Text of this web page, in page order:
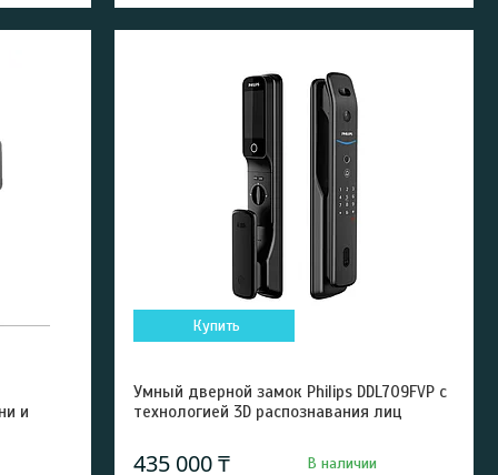
и
Купить
Умный дверной замок Philips DDL709FVP с
технологией 3D распознавания лиц
435 000 ₸ В наличии